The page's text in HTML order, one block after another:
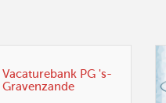
Vacaturebank PG 's-
Gravenzande